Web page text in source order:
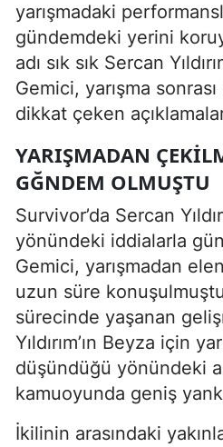
yarışmadaki
gündemdeki yerini
adı sık sık Sercan
Gemici, yarışma
dikkat çeken
YARIŞMADAN
GĞNDEM OLMUŞTU
Survivor’da Sercan
yönündeki iddialarla
Gemici, yarışmadan
uzun süre
sürecinde yaşanan
Yıldırım’ın Beyza için
düşündüğü yönündeki
kamuoyunda geniş
İkilinin arasındaki